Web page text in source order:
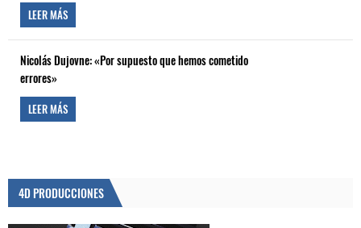
LEER MÁS
Nicolás Dujovne: «Por supuesto que hemos cometido
errores»
LEER MÁS
4D PRODUCCIONES